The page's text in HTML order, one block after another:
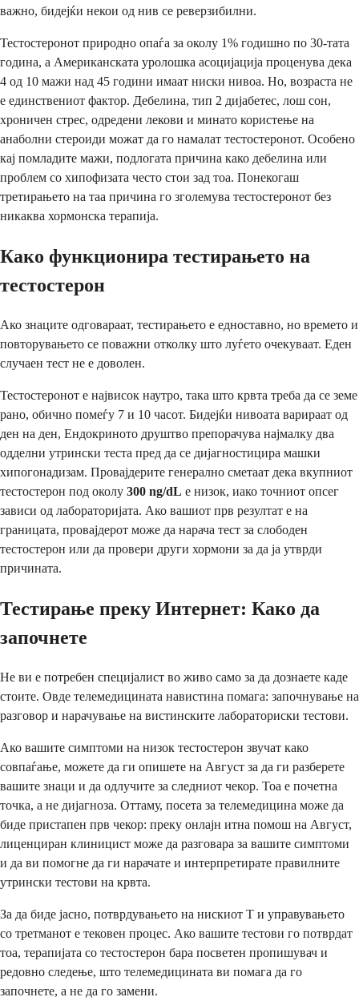
важно, бидејќи некои од нив се реверзибилни.
Тестостеронот природно опаѓа за околу 1% годишно по 30-тата
година, а Американската уролошка асоцијација проценува дека
4 од 10 мажи над 45 години имаат ниски нивоа. Но, возраста не
е единствениот фактор. Дебелина, тип 2 дијабетес, лош сон,
хроничен стрес, одредени лекови и минато користење на
анаболни стероиди можат да го намалат тестостеронот. Особено
кај помладите мажи, подлогата причина како дебелина или
проблем со хипофизата често стои зад тоа. Понекогаш
третирањето на таа причина го зголемува тестостеронот без
никаква хормонска терапија.
Како функционира тестирањето на
тестостерон
Ако знаците одговараат, тестирањето е едноставно, но времето и
повторувањето се поважни отколку што луѓето очекуваат. Еден
случаен тест не е доволен.
Тестостеронот е највисок наутро, така што крвта треба да се земе
рано, обично помеѓу 7 и 10 часот. Бидејќи нивоата варираат од
ден на ден, Ендокриното друштво препорачува најмалку два
одделни утрински теста пред да се дијагностицира машки
хипогонадизам. Провајдерите генерално сметаат дека вкупниот
тестостерон под околу 300 ng/dL е низок, иако точниот опсег
зависи од лабораторијата. Ако вашиот прв резултат е на
границата, провајдерот може да нарача тест за слободен
тестостерон или да провери други хормони за да ја утврди
причината.
Тестирање преку Интернет: Како да
започнете
Не ви е потребен специјалист во живо само за да дознаете каде
стоите. Овде телемедицината навистина помага: започнување на
разговор и нарачување на вистинските лабораториски тестови.
Ако вашите симптоми на низок тестостерон звучат како
совпаѓање, можете да ги опишете на Август за да ги разберете
вашите знаци и да одлучите за следниот чекор. Тоа е почетна
точка, а не дијагноза. Оттаму, посета за телемедицина може да
биде пристапен прв чекор: преку онлајн итна помош на Август,
лиценциран клиницист може да разговара за вашите симптоми
и да ви помогне да ги нарачате и интерпретирате правилните
утрински тестови на крвта.
За да биде јасно, потврдувањето на нискиот Т и управувањето
со третманот е тековен процес. Ако вашите тестови го потврдат
тоа, терапијата со тестостерон бара посветен пропишувач и
редовно следење, што телемедицината ви помага да го
започнете, а не да го замени.